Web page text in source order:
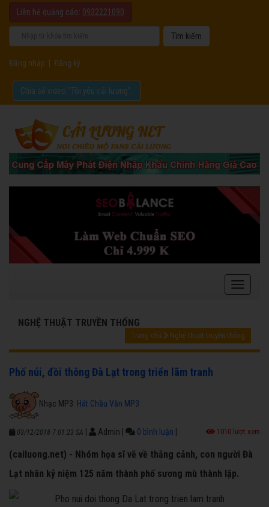
Liên hệ quảng cáo: 0932221090
Đăng nhập Đăng ký
Chia sẻ video "Tôi yêu cải lương".
NGHỆ THUẬT TRUYỀN THỐNG
Trang chủ Nghệ thuật truyền thống
Phố núi, đồi thông Đà Lạt trong triển lãm tranh
Nhạc MP3: Hát Chầu Văn MP3
03/12/2018 7:01:23 SA Admin 0 bình luận 1010 lượt xem
(cailuong.net) - Nhóm họa sĩ vẽ về thắng cảnh, con người Đà
Lạt nhân kỷ niệm 125 năm thành phố sương mù thành lập.